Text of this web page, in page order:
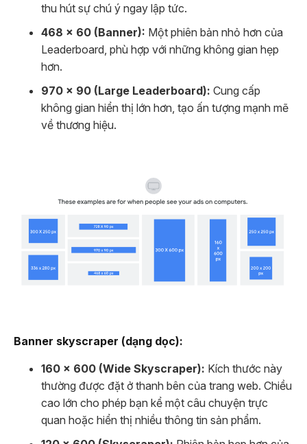
thu hút sự chú ý ngay lập tức.
468 x 60 (Banner): Một phiên bản nhỏ hơn của
Leaderboard, phù hợp với những không gian hẹp
hơn.
970 x 90 (Large Leaderboard): Cung cấp
không gian hiển thị lớn hơn, tạo ấn tượng mạnh mẽ
về thương hiệu.
Banner skyscraper (dạng dọc):
160 x 600 (Wide Skyscraper): Kích thước này
thường được đặt ở thanh bên của trang web. Chiều
cao lớn cho phép bạn kể một câu chuyện trực
quan hoặc hiển thị nhiều thông tin sản phẩm.